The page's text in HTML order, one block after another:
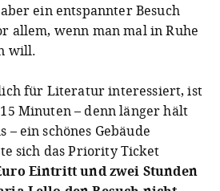
ein entspannter Besuch
allem, wenn man mal in Ruhe
will.
für Literatur interessiert, ist
Minuten – denn länger hält
– ein schönes Gebäude
sich das Priority Ticket
Eintritt und zwei Stunden